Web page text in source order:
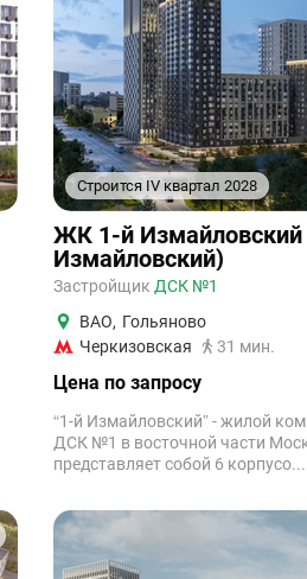
Строится IV квартал 2028
ЖК 1-й
Измайловский)
Застройщик ДСК №1
ВАО, Гольяново
Черкизовская
31 мин.
Цена по запросу
“1-й Измайловский” - жилой
ДСК №1 в восточной части
представляет собой 6 корпусо...